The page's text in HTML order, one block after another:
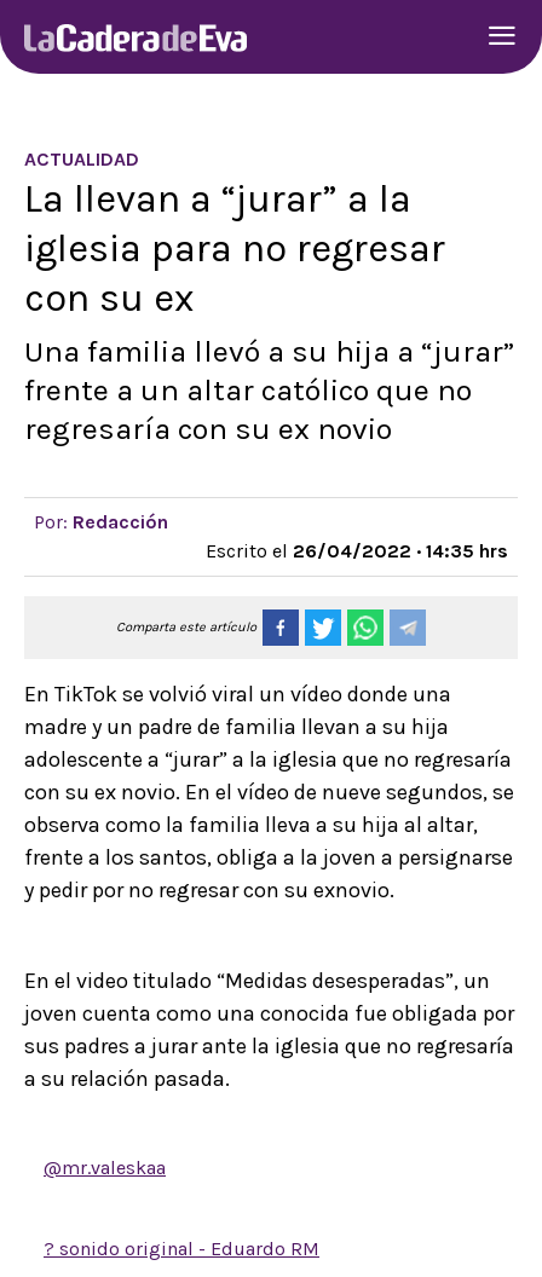
ACTUALIDAD
La llevan a “jurar” a la
iglesia para no regresar
con su ex
Una familia llevó a su hija a “jurar”
frente a un altar católico que no
regresaría con su ex novio
Por: Redacción
Escrito el 26/04/2022 · 14:35 hrs
Comparta este artículo
En TikTok se volvió viral un vídeo donde una
madre y un padre de familia llevan a su hija
adolescente a “jurar” a la iglesia que no regresaría
con su ex novio. En el vídeo de nueve segundos, se
observa como la familia lleva a su hija al altar,
frente a los santos, obliga a la joven a persignarse
y pedir por no regresar con su exnovio.
En el video titulado “Medidas desesperadas”, un
joven cuenta como una conocida fue obligada por
sus padres a jurar ante la iglesia que no regresaría
a su relación pasada.
@mr.valeskaa
? sonido original - Eduardo RM